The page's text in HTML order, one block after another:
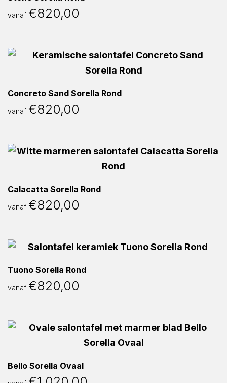
vanaf €820,00
Concreto Sand Sorella Rond
vanaf €820,00
Calacatta Sorella Rond
vanaf €820,00
Tuono Sorella Rond
vanaf €820,00
Bello Sorella Ovaal